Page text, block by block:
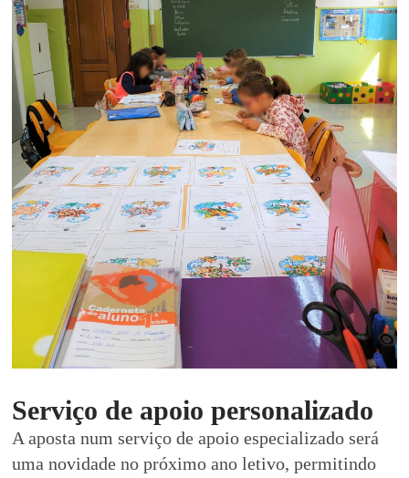
Serviço de apoio personalizado
A aposta num serviço de apoio especializado será
uma novidade no próximo ano letivo, permitindo